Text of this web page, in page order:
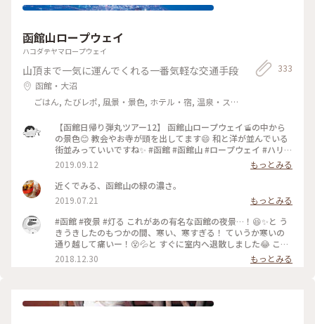
函館山ロープウェイ
ハコダテヤマロープウェイ
山頂まで一気に運んでくれる一番気軽な交通手段
函館・大沼
ごはん, たびレポ, 風景・景色, ホテル・宿, 温泉・ス
333
【函館日帰り弾丸ツアー12】 函館山ロープウェイ🚡の中から
の景色😊 教会やお寺が頭を出してます😄 和と洋が並んでいる
街並みっていいですね✨ #函館 #函館山 #ロープウェイ #ハリス
トス正教会 #真宗大谷派東本願寺函館別院 #カトリック函館元
町教会 #ガラスの反射は許してちょ
2019.09.12
もっとみる
近くでみる、函館山の緑の濃さ。
2019.07.21
もっとみる
#函館 #夜景 #灯る これがあの有名な函館の夜景…！😆✨と う
きうきしたのもつかの間、寒い、寒すぎる！ ていうか寒いの
通り越して痛いー！😵💦と すぐに室内へ退散しました😂 この
写真を撮ったのが16時45分でしたが、 沖縄に住んでると17時
前に陽が沈むなんて 考えられないことで、日没の早さにも 驚
2018.12.30 もっとみる